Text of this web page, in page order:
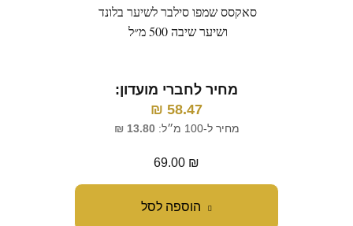
הוספה לסל
סאקסס שמפו סילבר לשיער בלונד
ושיער שיבה 500 מ״ל
מחיר לחברי מועדון:
58.47
₪
מחיר ל-100 מ״ל: 13.80
₪
69.00 ₪